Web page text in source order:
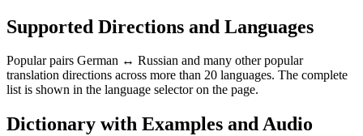
Supported Directions and Languages
Popular pairs German ↔ Russian and many other popular
translation directions across more than 20 languages. The complete
list is shown in the language selector on the page.
Dictionary with Examples and Audio